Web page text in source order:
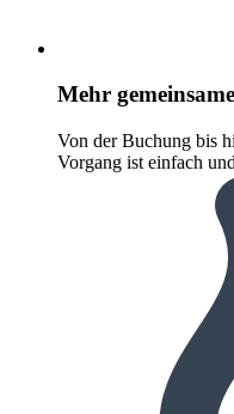
Mehr
Von der Buchung bis
Vorgang ist einfach